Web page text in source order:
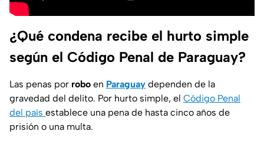
¿Qué condena recibe el hurto simple
según el Código Penal de Paraguay?
Las penas por robo en Paraguay dependen de la
gravedad del delito. Por hurto simple, el Código Penal
del país establece una pena de hasta cinco años de
prisión o una multa.